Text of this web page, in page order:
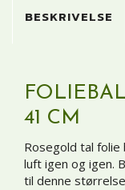
BESKRIVELSE
41 CM
Rosegold tal folie
luft igen og igen.
til denne